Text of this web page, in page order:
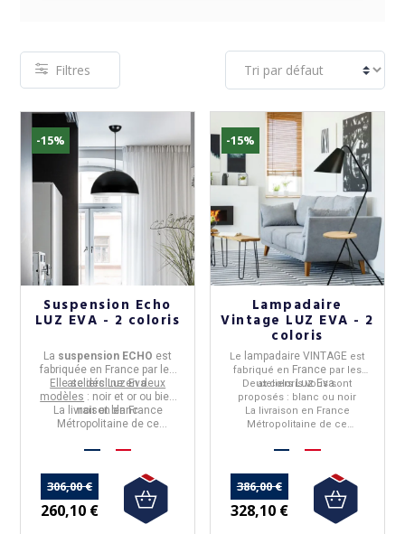
(7 avis)
Filtres
-15%
Suspension Echo
LUZ EVA - 2 coloris
La suspension ECHO est
fabriquée en France par les
ateliers Luz Eva.
Elle se décline en deux
modèles : noir et or ou bien
noir et blanc
La livraison en France
Métropolitaine de ce
306,00 €
260,10 €
-15%
Lampadaire
Vintage LUZ EVA - 2
coloris
Le lampadaire VINTAGE est
fabriqué en Francepar les
ateliersLuz Eva.
Deux coloris vous sont
proposés : blanc ou noir
La livraison en France
Métropolitaine de ce
386,00 €
328,10 €